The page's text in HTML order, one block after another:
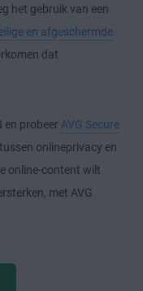
het gebruik van een
en afgeschermde
dat
en probeer AVG Secure
onlineprivacy en
online-content wilt
met AVG